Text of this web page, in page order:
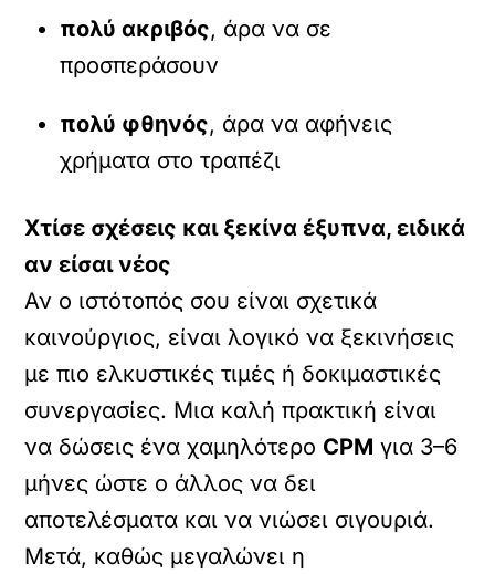
πολύ ακριβός, άρα να σε
προσπεράσουν
πολύ φθηνός, άρα να αφήνεις
χρήματα στο τραπέζι
Χτίσε σχέσεις και ξεκίνα έξυπνα, ειδικά
αν είσαι νέος
Αν ο ιστότοπός σου είναι σχετικά
καινούργιος, είναι λογικό να ξεκινήσεις
με πιο ελκυστικές τιμές ή δοκιμαστικές
συνεργασίες. Μια καλή πρακτική είναι
να δώσεις ένα χαμηλότερο CPM για 3–6
μήνες ώστε ο άλλος να δει
αποτελέσματα και να νιώσει σιγουριά.
Μετά, καθώς μεγαλώνει η